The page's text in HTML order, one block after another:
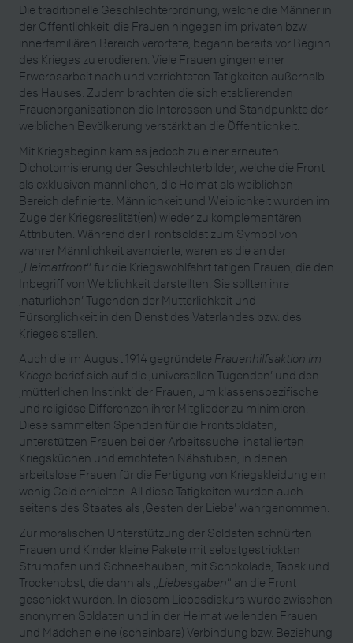
Die traditionelle Geschlechterordnung, welche die Männer in
der Öffentlichkeit, die Frauen hingegen im privaten bzw.
innerfamiliären Bereich verortete, begann bereits vor Beginn
des Krieges zu erodieren. Viele Frauen gingen einer
Erwerbsarbeit nach und verrichteten Tätigkeiten außerhalb
des Hauses. Zudem brachten die sich etablierenden
Frauenorganisationen die Interessen und Standpunkte der
weiblichen Bevölkerung verstärkt an die Öffentlichkeit.
Mit Kriegsbeginn kam es jedoch zu einer erneuten
Dichotomisierung der Geschlechterbilder, welche die Front
als exklusiven männlichen, die Heimat als weiblichen
Bereich definierte. Männlichkeit und Weiblichkeit wurden im
Zuge der Kriegsrealität(en) wieder zu komplementären
Attributen. Während der Frontsoldat zum Symbol von
wahrer Männlichkeit avancierte, waren es die an der
Heimatfront“ für die Kriegswohlfahrt tätigen Frauen, die den
Inbegriff von Weiblichkeit darstellten. Sie sollten ihre
‚natürlichen’ Tugenden der Mütterlichkeit und
Fürsorglichkeit in den Dienst des Vaterlandes bzw. des
Krieges stellen.
Auch die im August 1914 gegründete Frauenhilfsaktion im
Kriege berief sich auf die ‚universellen Tugenden’ und den
‚mütterlichen Instinkt’ der Frauen, um klassenspezifische
und religiöse Differenzen ihrer Mitglieder zu minimieren.
Diese sammelten Spenden für die Frontsoldaten,
unterstützen Frauen bei der Arbeitssuche, installierten
Kriegsküchen und errichteten Nähstuben, in denen
arbeitslose Frauen für die Fertigung von Kriegskleidung ein
wenig Geld erhielten. All diese Tätigkeiten wurden auch
seitens des Staates als ‚Gesten der Liebe’ wahrgenommen.
Zur moralischen Unterstützung der Soldaten schnürten
Frauen und Kinder kleine Pakete mit selbstgestrickten
Strümpfen und Schneehauben, mit Schokolade, Tabak und
Trockenobst, die dann als „ Liebesgaben“ an die Front
geschickt wurden. In diesem Liebesdiskurs wurde zwischen
anonymen Soldaten und in der Heimat weilenden Frauen
und Mädchen eine (scheinbare) Verbindung bzw. Beziehung